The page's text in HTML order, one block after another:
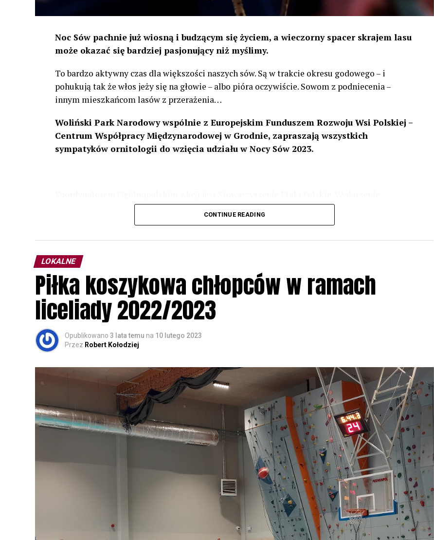
Noc Sów pachnie już wiosną i budzącym się życiem, a wieczorny spacer skrajem lasu
może okazać się bardziej pasjonujący niż myślimy.
To bardzo aktywny czas dla większości naszych sów. Są w trakcie okresu godowego – i
pohukują tak że włos jeży się na głowie – albo pióra oczywiście. Sowom z podniecenia –
innym mieszkańcom lasów z przerażenia…
Woliński Park Narodowy wspólnie z Europejskim Funduszem Rozwoju Wsi Polskiej –
Centrum Współpracy Międzynarodowej w Grodnie, zapraszają wszystkich
sympatyków ornitologii do wzięcia udziału w Nocy Sów 2023.
odbędzie się w dniach24 i 25 lutego 2023 r. wg harmonogramu przedstawionego na
Wszystkich uczestników zapraszamy do udziału w Akcji, włączenia się w aktywne
rozpoznawanie głosów sów i wymianę doświadczeń przy grillu.Na wydarzenie obowiązują
zapisy.
CONTINUE READING
LOKALNE
Piłka koszykowa chłopców w ramach
liceliady 2022/2023
Opublikowano 3 lata temu na 10 lutego 2023
Przez Robert Kołodziej